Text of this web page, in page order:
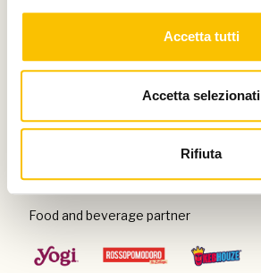
Accetta tutti
Accetta selezionati
Rifiuta
Con il patrocinio di
Food and beverage partner